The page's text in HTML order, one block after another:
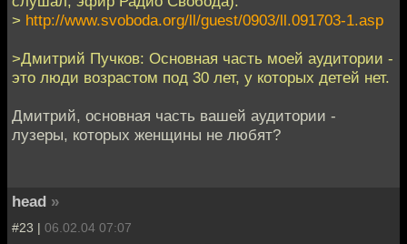
> http://www.svoboda.org/ll/guest/0903/ll.091703-1.asp
>Дмитрий Пучков: Основная часть моей аудитории -
это люди возрастом под 30 лет, у которых детей нет.
Дмитрий, основная часть вашей аудитории -
лузеры, которых женщины не любят?
head »
#23 | 06.02.04 07:07